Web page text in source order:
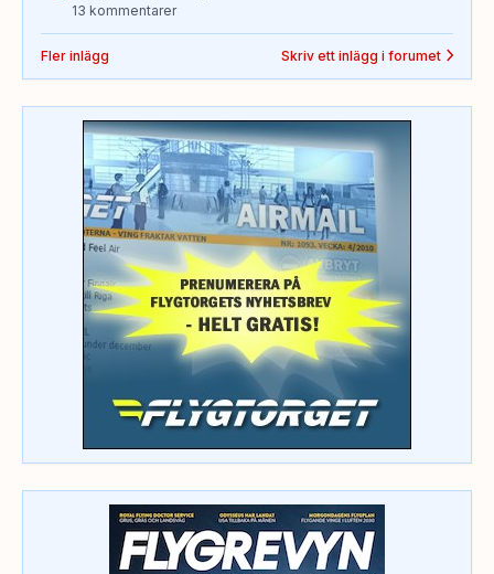
13 kommentarer
Fler inlägg Skriv ett inlägg i forumet